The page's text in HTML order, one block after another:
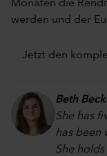
Monaten die
werden und der
Jetzt den
Beth
She has
has been
She